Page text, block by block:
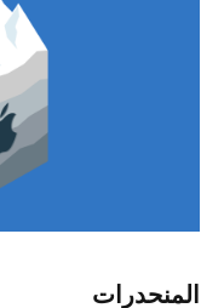
المنحدرات